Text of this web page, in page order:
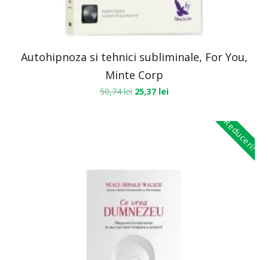
Autohipnoza si tehnici subliminale, For You,
Minte Corp
50,74lei 25,37 lei
Reduceri!